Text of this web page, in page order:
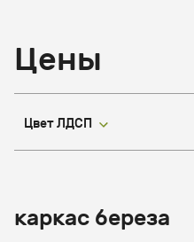
Цены
Цвет ЛДСП
каркас береза